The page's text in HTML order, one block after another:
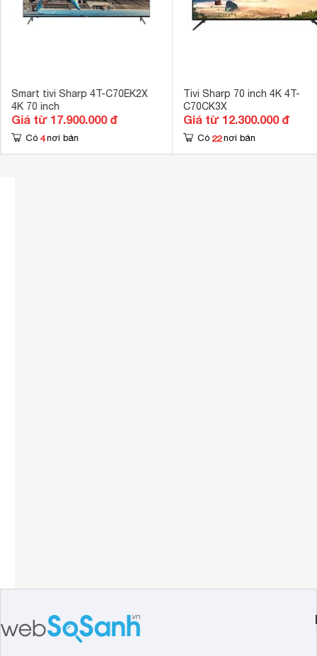
Smart tivi Sharp 4T-C70EK2X
4K 70 inch
Giá từ 17.900.000 đ
Có 4 nơi bán
Tivi Sharp 70 inch 4K 4T-
C70CK3X
Giá từ 12.300.000 đ
Có 22 nơi bán